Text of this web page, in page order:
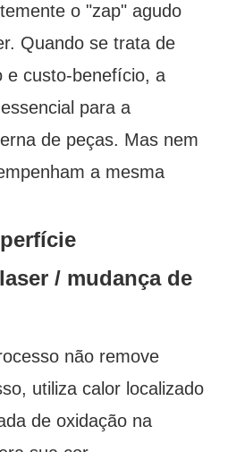
o "zap" agudo
Quando se trata de
e custo-benefício, a
para a
de peças. Mas nem
a mesma
/ mudança de
não remove
utiliza calor localizado
de oxidação na